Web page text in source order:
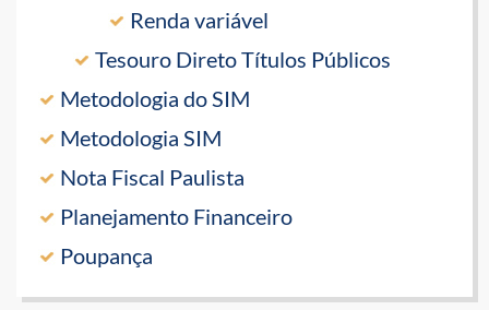
Renda variável
Tesouro Direto Títulos Públicos
Metodologia do SIM
Metodologia SIM
Nota Fiscal Paulista
Planejamento Financeiro
Poupança